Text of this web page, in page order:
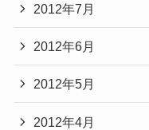
2012年7月
2012年6月
2012年5月
2012年4月